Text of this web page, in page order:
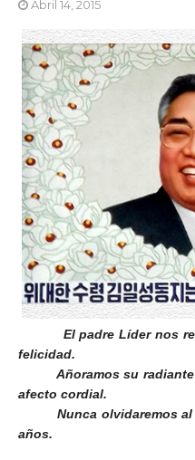
Abril 14, 2015
El padre Líder nos
felicidad.
Añoramos su radiante
afecto cordial.
Nunca olvidaremos al
años.